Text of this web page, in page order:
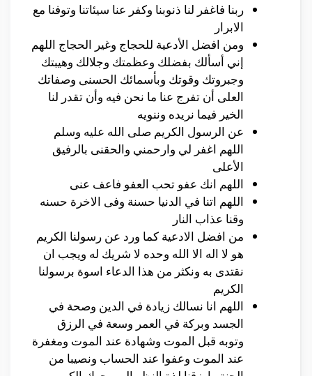
ربنا فاغفر لنا ذنوبنا وكفر عنا سيئاتنا وتوفنا مع
الابرار
ومن افضل الأدعية للحجاج وغير الحجاج اللهم
إني أسألك بفضلك وعظمتك وجلالك وهيبتك
وجبروتك وقوتك وبأسمائك الحسنى وصفاتك
العلى أن تفرج عنا ما نحن فيه وأن تقدر لنا
الخير فيما نريده وننويه
عن الرسول الكريم صلى الله عليه وسلم
اللهم اغفر لي وارحمني والحقنى بالرفيق
الأعلى
اللهم انك عفو تحب العفو فاعف عنى
اللهم اتنا في الدنيا حسنة وفى الاخرة حسنه
وقنا عذاب النار
من افضل الادعية كما ورد عن رسولنا الكريم
هو لا اله الا الله وحده لا شريك له ويجب ان
نقتدى به ونكثر من هذا الدعاء اسوة برسولنا
الكريم
اللهم انا نسالك زيادة في الدين وصحة في
الجسد وبركة في العمر وسعة في الرزق
وتوبه قبل الموت وشهادة عند الموت ومغفرة
عند الموت وعفوا عند الحساب ونصيبا من